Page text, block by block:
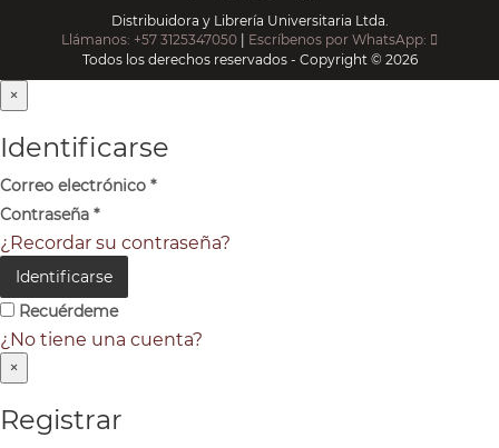
Distribuidora y Librería Universitaria Ltda.
Llámanos: +57 3125347050 | Escríbenos por WhatsApp:
Todos los derechos reservados - Copyright © 2026
×
Identificarse
Correo electrónico *
Contraseña *
¿Recordar su contraseña?
Identificarse
Recuérdeme
¿No tiene una cuenta?
×
Registrar